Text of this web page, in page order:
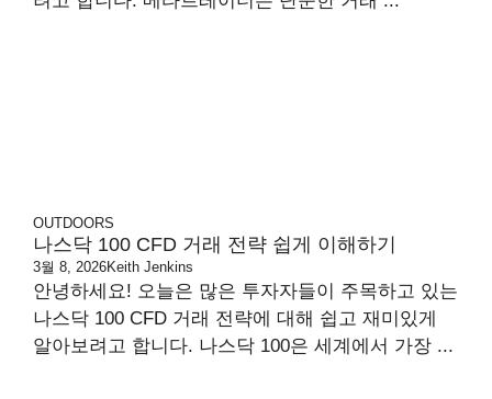
OUTDOORS
나스닥 100 CFD 거래 전략 쉽게 이해하기
3월 8, 2026Keith Jenkins
안녕하세요! 오늘은 많은 투자자들이 주목하고 있는
나스닥 100 CFD 거래 전략에 대해 쉽고 재미있게
알아보려고 합니다. 나스닥 100은 세계에서 가장 ...